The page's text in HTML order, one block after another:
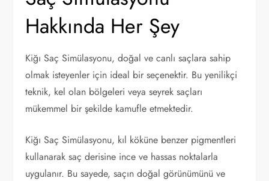
Hakkında Her Şey
Kiğı Saç Simülasyonu, doğal ve canlı saçlara sahip
olmak isteyenler için ideal bir seçenektir. Bu yenilikçi
teknik, kel olan bölgeleri veya seyrek saçları
mükemmel bir şekilde kamufle etmektedir.
Kiğı Saç Simülasyonu, kıl köküne benzer pigmentleri
kullanarak saç derisine ince ve hassas noktalarla
uygulanır. Bu sayede, saçın doğal görünümünü ve